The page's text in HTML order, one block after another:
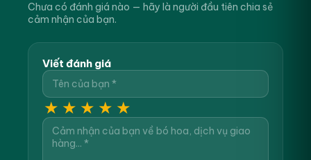
Chưa có đánh giá nào — hãy là người đầu tiên chia sẻ
cảm nhận của bạn.
Viết đánh giá
★ ★ ★ ★ ★